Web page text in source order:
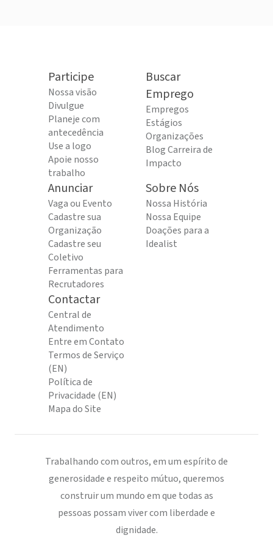
Participe
Nossa visão
Divulgue
Planeje com
antecedência
Use a logo
Apoie nosso
trabalho
Buscar
Emprego
Empregos
Estágios
Organizações
Blog Carreira de
Impacto
Anunciar
Vaga ou Evento
Cadastre sua
Organização
Cadastre seu
Coletivo
Ferramentas para
Recrutadores
Sobre Nós
Nossa História
Nossa Equipe
Doações para a
Idealist
Contactar
Central de
Atendimento
Entre em Contato
Termos de Serviço
(EN)
Política de
Privacidade (EN)
Mapa do Site
Trabalhando com outros, em um espírito de
generosidade e respeito mútuo, queremos
construir um mundo em que todas as
pessoas possam viver com liberdade e
dignidade.